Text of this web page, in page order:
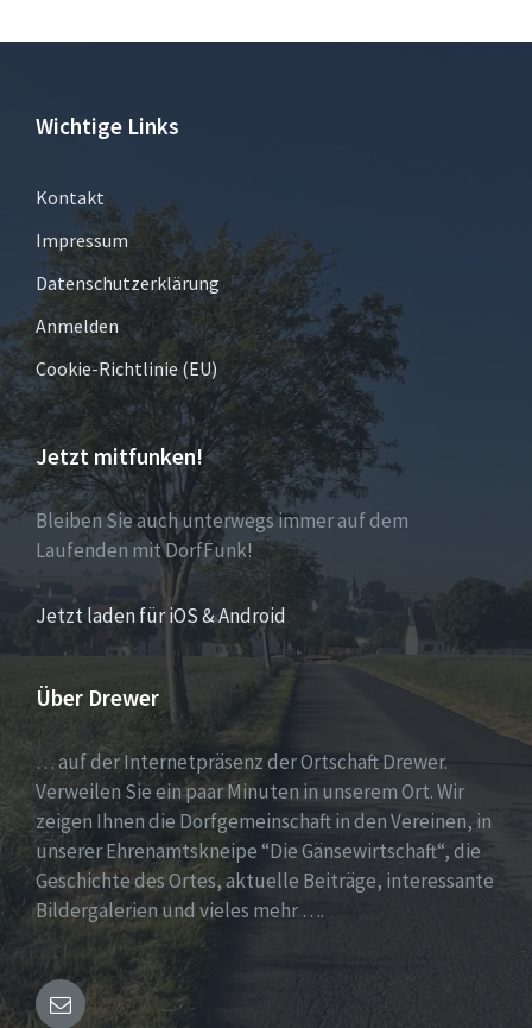
Wichtige Links
Kontakt
Impressum
Datenschutzerklärung
Anmelden
Cookie-Richtlinie (EU)
Jetzt mitfunken!
Bleiben Sie auch unterwegs immer auf dem
Laufenden mit DorfFunk!
Jetzt laden für iOS & Android
Über Drewer
… auf der Internetpräsenz der Ortschaft Drewer.
Verweilen Sie ein paar Minuten in unserem Ort. Wir
zeigen Ihnen die Dorfgemeinschaft in den Vereinen, in
unserer Ehrenamtskneipe “Die Gänsewirtschaft“, die
Geschichte des Ortes, aktuelle Beiträge, interessante
Bildergalerien und vieles mehr ….
Email